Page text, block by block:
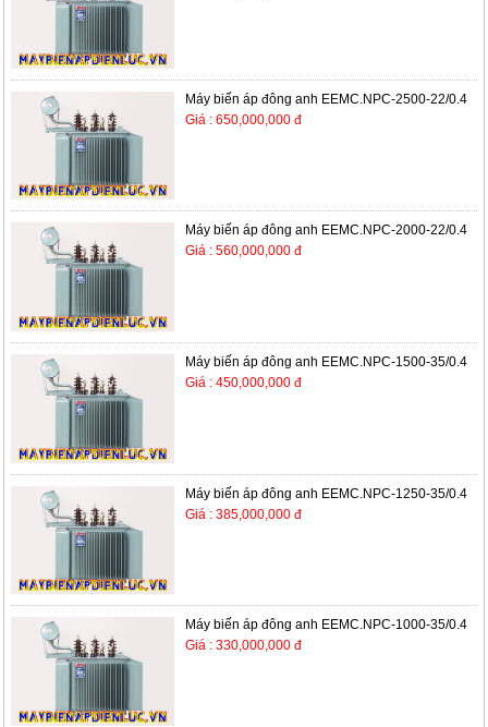
Máy biến áp đông anh EEMC.NPC-2500-22/0.4
Giá : 650,000,000 đ
Máy biến áp đông anh EEMC.NPC-2000-22/0.4
Giá : 560,000,000 đ
Máy biến áp đông anh EEMC.NPC-1500-35/0.4
Giá : 450,000,000 đ
Máy biến áp đông anh EEMC.NPC-1250-35/0.4
Giá : 385,000,000 đ
Máy biến áp đông anh EEMC.NPC-1000-35/0.4
Giá : 330,000,000 đ